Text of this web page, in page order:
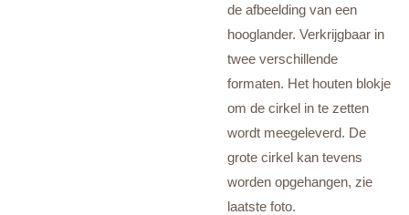
de afbeelding van een
hooglander. Verkrijgbaar in
twee verschillende
formaten. Het houten blokje
om de cirkel in te zetten
wordt meegeleverd. De
grote cirkel kan tevens
worden opgehangen, zie
laatste foto.